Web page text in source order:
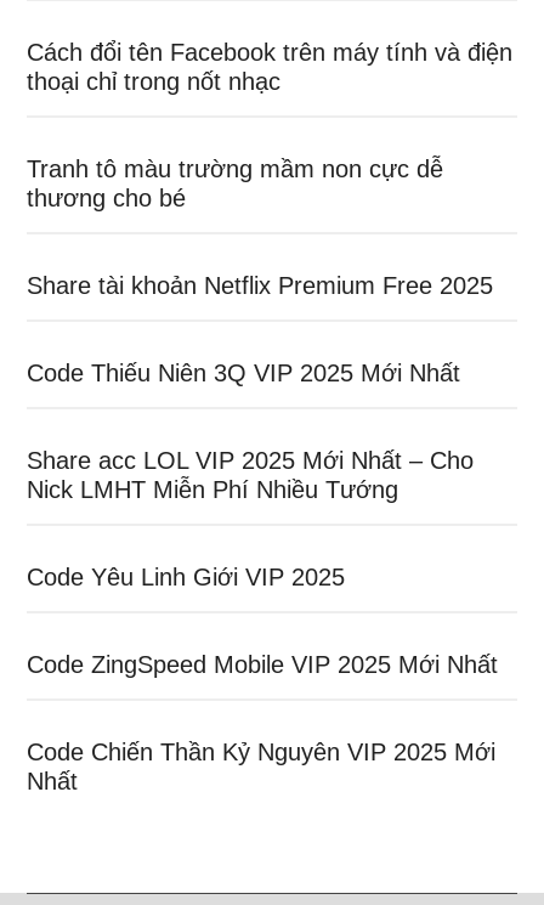
Cách đổi tên Facebook trên máy tính và điện
thoại chỉ trong nốt nhạc
Tranh tô màu trường mầm non cực dễ
thương cho bé
Share tài khoản Netflix Premium Free 2025
Code Thiếu Niên 3Q VIP 2025 Mới Nhất
Share acc LOL VIP 2025 Mới Nhất – Cho
Nick LMHT Miễn Phí Nhiều Tướng
Code Yêu Linh Giới VIP 2025
Code ZingSpeed Mobile VIP 2025 Mới Nhất
Code Chiến Thần Kỷ Nguyên VIP 2025 Mới
Nhất